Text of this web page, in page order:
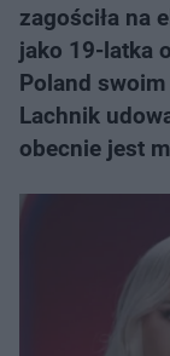
zagościła na
jako 19-latka
Poland
Lachnik
obecnie jest